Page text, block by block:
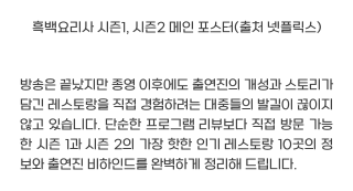
흑백요리사 시즌1, 시즌2 메인 포스터(출처 넷플릭스)
방송은 끝났지만 종영 이후에도 출연진의 개성과 스토리가
담긴 레스토랑을 직접 경험하려는 대중들의 발길이 끊이지
않고 있습니다. 단순한 프로그램 리뷰보다 직접 방문 가능
한 시즌 1과 시즌 2의 가장 핫한 인기 레스토랑 10곳의 정
보와 출연진 비하인드를 완벽하게 정리해 드립니다.